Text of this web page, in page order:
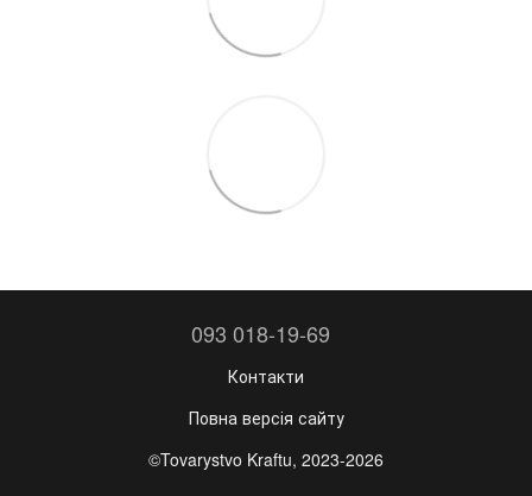
093 018-19-69
Контакти
Повна версія сайту
©Tovarystvo Kraftu, 2023-2026